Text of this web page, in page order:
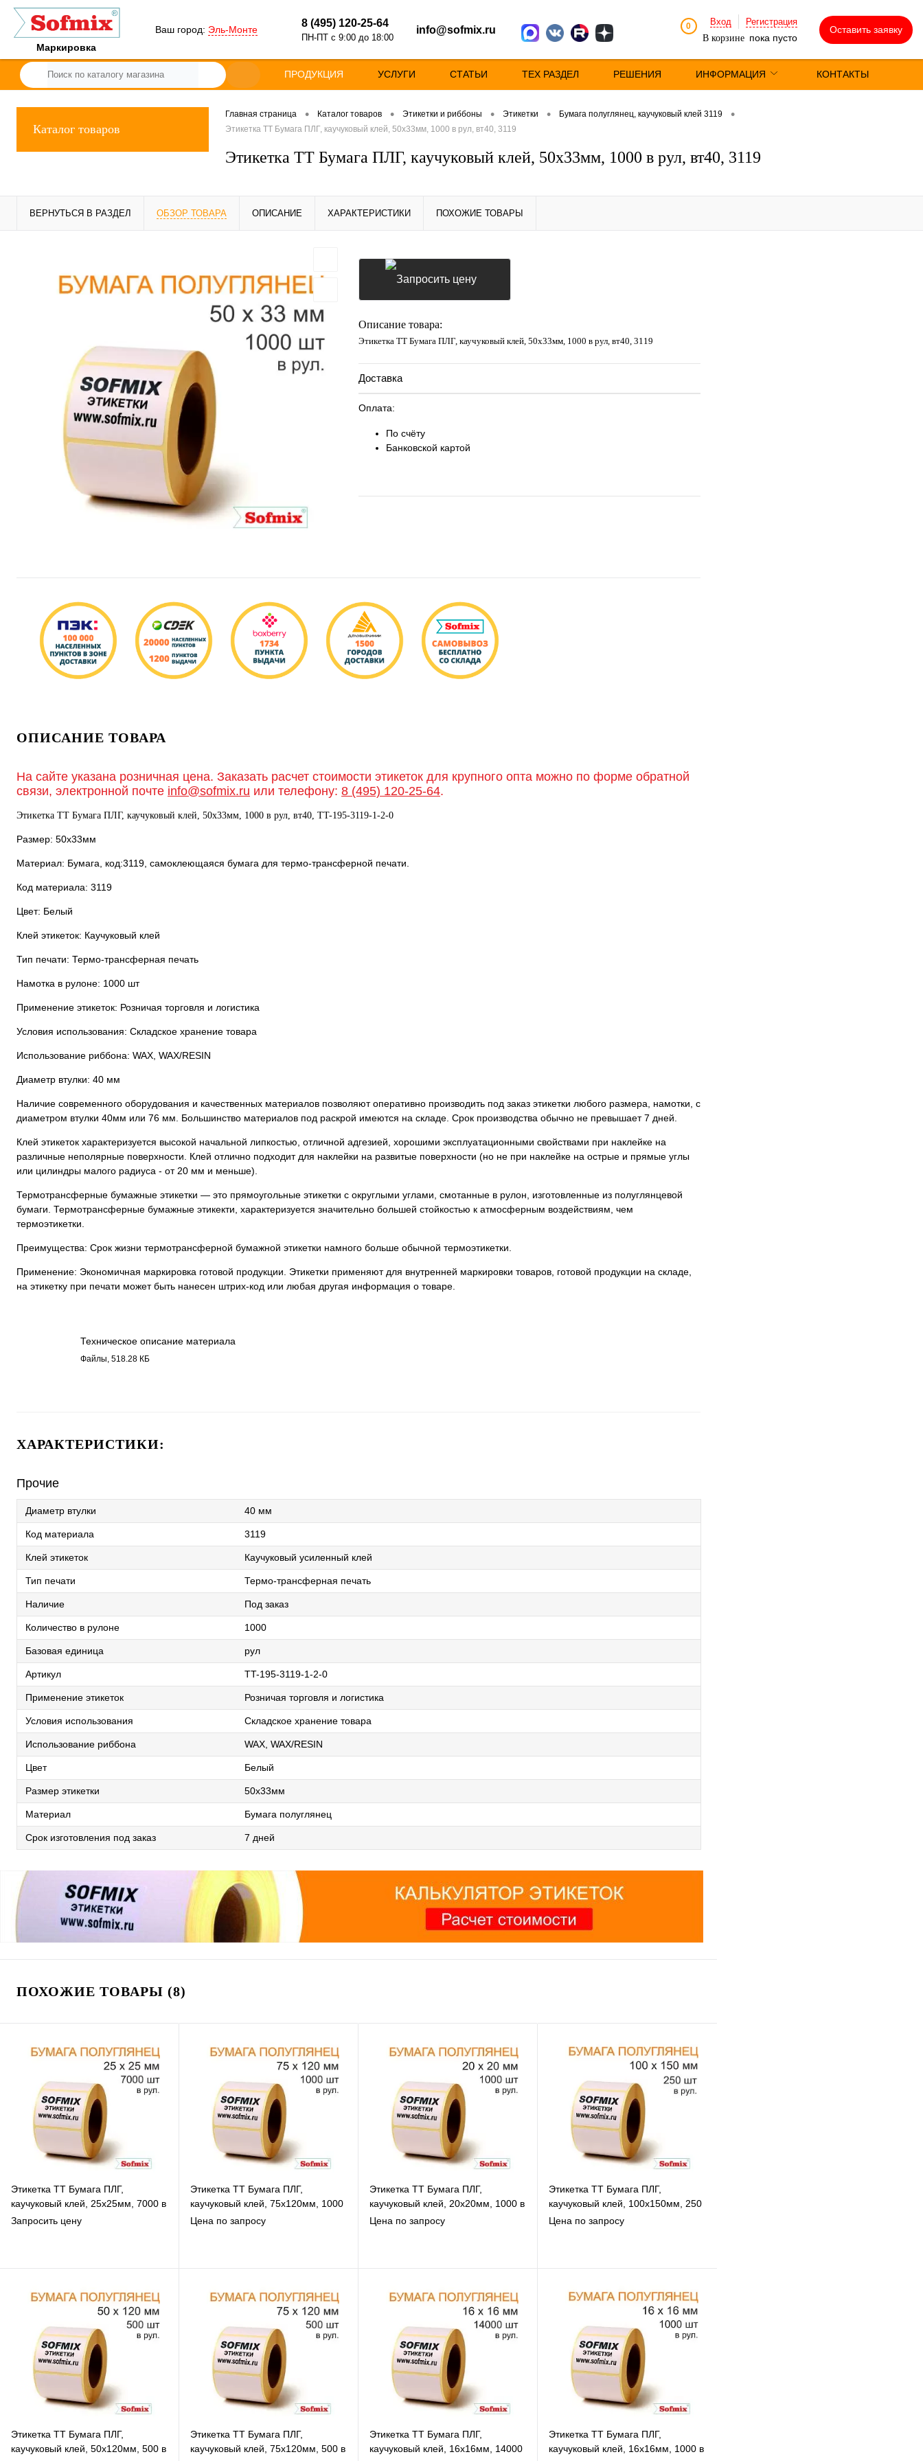
Маркировка
Ваш город: Эль-Монте
8 (495) 120-25-64
ПН-ПТ с 9:00 до 18:00
info@sofmix.ru 0 Вход
Регистрация
В корзине пока пусто
Оставить заявку
ПРОДУКЦИЯ УСЛУГИ СТАТЬИ ТЕХ РАЗДЕЛ РЕШЕНИЯ ИНФОРМАЦИЯ КОНТАКТЫ
Каталог товаров
Главная страница • Каталог товаров • Этикетки и риббоны • Этикетки • Бумага полуглянец, каучуковый клей 3119 •
Этикетка ТТ Бумага ПЛГ, каучуковый клей, 50х33мм, 1000 в рул, вт40, 3119
Этикетка ТТ Бумага ПЛГ, каучуковый клей, 50х33мм, 1000 в рул, вт40, 3119
ВЕРНУТЬСЯ В РАЗДЕЛ ОБЗОР ТОВАРА ОПИСАНИЕ ХАРАКТЕРИСТИКИ ПОХОЖИЕ ТОВАРЫ
Запросить цену
Описание товара:
Этикетка ТТ Бумага ПЛГ, каучуковый клей, 50х33мм, 1000 в рул, вт40, 3119
Доставка
Оплата:
По счёту
Банковской картой
ОПИСАНИЕ ТОВАРА
На сайте указана розничная цена. Заказать расчет стоимости этикеток для крупного опта можно по форме обратной
связи, электронной почте info@sofmix.ru или телефону: 8 (495) 120-25-64.
Этикетка ТТ Бумага ПЛГ, каучуковый клей, 50х33мм, 1000 в рул, вт40, TT-195-3119-1-2-0
Размер: 50х33мм
Материал: Бумага, код:3119, самоклеющаяся бумага для термо-трансферной печати.
Код материала: 3119
Цвет: Белый
Клей этикеток: Каучуковый клей
Тип печати: Термо-трансферная печать
Намотка в рулоне: 1000 шт
Применение этикеток: Розничая торговля и логистика
Условия использования: Складское хранение товара
Использование риббона: WAX, WAX/RESIN
Диаметр втулки: 40 мм
Наличие современного оборудования и качественных материалов позволяют оперативно производить под заказ этикетки любого размера, намотки, с
диаметром втулки 40мм или 76 мм. Большинство материалов под раскрой имеются на складе. Срок производства обычно не превышает 7 дней.
Клей этикеток характеризуется высокой начальной липкостью, отличной адгезией, хорошими эксплуатационными свойствами при наклейке на
различные неполярные поверхности. Клей отлично подходит для наклейки на развитые поверхности (но не при наклейке на острые и прямые углы
или цилиндры малого радиуса - от 20 мм и меньше).
Термотрансферные бумажные этикетки — это прямоугольные этикетки с округлыми углами, смотанные в рулон, изготовленные из полуглянцевой
бумаги. Термотрансферные бумажные этикекти, характеризуется значительно большей стойкостью к атмосферным воздействиям, чем
термоэтикетки.
Преимущества: Срок жизни термотрансферной бумажной этикетки намного больше обычной термоэтикетки.
Применение: Экономичная маркировка готовой продукции. Этикетки применяют для внутренней маркировки товаров, готовой продукции на складе,
на этикетку при печати может быть нанесен штрих-код или любая другая информация о товаре.
Техническое описание материала
Бумага полуглянец , каучуковый
Файлы, 518.28 КБ
ХАРАКТЕРИСТИКИ:
Прочие
Диаметр втулки 40 мм
Код материала 3119
Клей этикеток Каучуковый усиленный клей
Тип печати Термо-трансферная печать
Наличие Под заказ
Количество в рулоне 1000
Базовая единица рул
Артикул TT-195-3119-1-2-0
Применение этикеток Розничая торговля и логистика
Условия использования Складское хранение товара
Использование риббона WAX, WAX/RESIN
Цвет Белый
Размер этикетки 50х33мм
Материал Бумага полуглянец
Срок изготовления под заказ 7 дней
ПОХОЖИЕ ТОВАРЫ (8)
Этикетка ТТ Бумага ПЛГ,
каучуковый клей, 25х25мм, 7000 в
рул, вт76, 3119
Запросить цену
В избранное
К сравнению
Под заказ
Этикетка ТТ Бумага ПЛГ,
каучуковый клей, 75х120мм, 1000
в рул, вт76, 3119
Цена по запросу
В избранное
К сравнению
Под заказ
Этикетка ТТ Бумага ПЛГ,
каучуковый клей, 20х20мм, 1000 в
рул, вт40, 3119
Цена по запросу
В избранное
К сравнению
Под заказ
Этикетка ТТ Бумага ПЛГ,
каучуковый клей, 100х150мм, 250
в рул, вт40, 3119
Цена по запросу
В избранное
К сравнению
Под заказ
Этикетка ТТ Бумага ПЛГ,
каучуковый клей, 50х120мм, 500 в
Этикетка ТТ Бумага ПЛГ,
каучуковый клей, 75х120мм, 500 в
Этикетка ТТ Бумага ПЛГ,
каучуковый клей, 16х16мм, 14000
Этикетка ТТ Бумага ПЛГ,
каучуковый клей, 16х16мм, 1000 в